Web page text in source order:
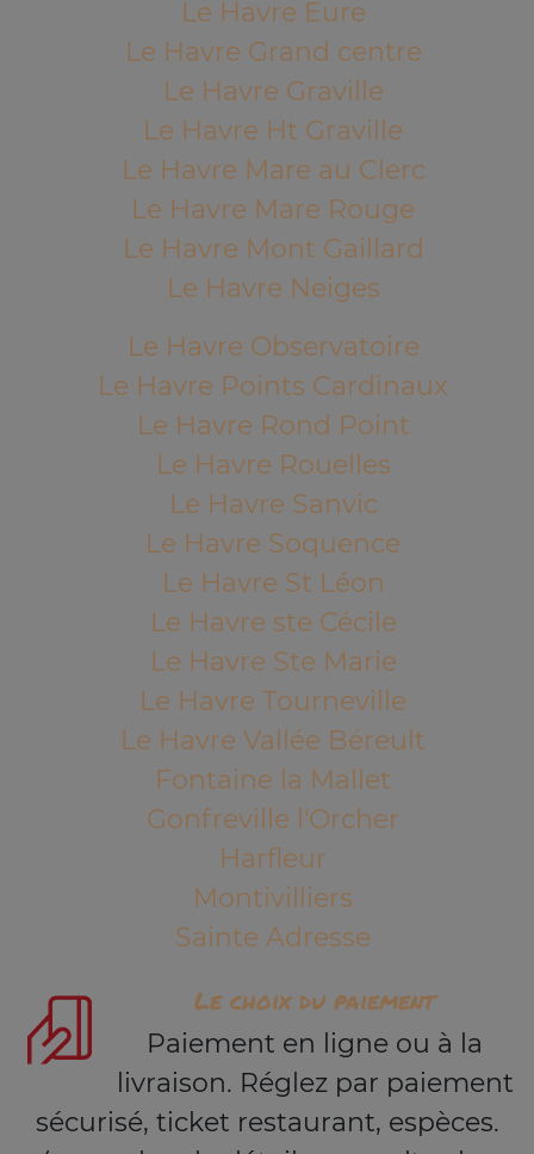
Le Havre Eure
Le Havre Grand centre
Le Havre Graville
Le Havre Ht Graville
Le Havre Mare au Clerc
Le Havre Mare Rouge
Le Havre Mont Gaillard
Le Havre Neiges
Le Havre Observatoire
Le Havre Points Cardinaux
Le Havre Rond Point
Le Havre Rouelles
Le Havre Sanvic
Le Havre Soquence
Le Havre St Léon
Le Havre ste Cécile
Le Havre Ste Marie
Le Havre Tourneville
Le Havre Vallée Béreult
Fontaine la Mallet
Gonfreville l'Orcher
Harfleur
Montivilliers
Sainte Adresse
Le choix du paiement
Paiement en ligne ou à la
livraison. Réglez par paiement
sécurisé, ticket restaurant, espèces.